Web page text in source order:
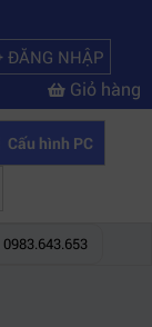
ĐĂNG NHẬP
Giỏ hàng
Cấu hình PC